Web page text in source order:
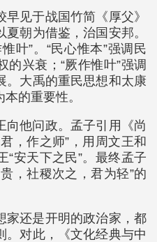
见于战国竹简《厚父》
朝为借鉴，治国安邦。
叶”。“民心惟本”强调民
兴衰；“厥作惟叶”强调
。大禹的重民思想和太康
的重要性。
向他问政。孟子引用《尚
，作之师”，用周文王和
“安天下之民”。最终孟子
，社稷次之，君为轻”的
家还是开明的政治家，都
。对此，《文化经典与中